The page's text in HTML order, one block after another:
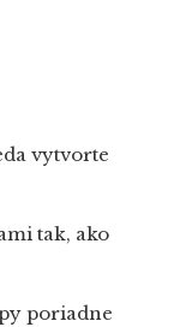
vytvorte
tak, ako
poriadne